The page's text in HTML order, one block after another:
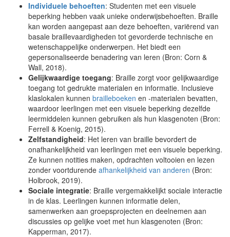
Individuele behoeften: Studenten met een visuele
beperking hebben vaak unieke onderwijsbehoeften. Braille
kan worden aangepast aan deze behoeften, variërend van
basale braillevaardigheden tot gevorderde technische en
wetenschappelijke onderwerpen. Het biedt een
gepersonaliseerde benadering van leren (Bron: Corn &
Wall, 2018).
Gelijkwaardige toegang: Braille zorgt voor gelijkwaardige
toegang tot gedrukte materialen en informatie. Inclusieve
klaslokalen kunnen brailleboeken en -materialen bevatten,
waardoor leerlingen met een visuele beperking dezelfde
leermiddelen kunnen gebruiken als hun klasgenoten (Bron:
Ferrell & Koenig, 2015).
Zelfstandigheid: Het leren van braille bevordert de
onafhankelijkheid van leerlingen met een visuele beperking.
Ze kunnen notities maken, opdrachten voltooien en lezen
zonder voortdurende afhankelijkheid van anderen (Bron:
Holbrook, 2019).
Sociale integratie: Braille vergemakkelijkt sociale interactie
in de klas. Leerlingen kunnen informatie delen,
samenwerken aan groepsprojecten en deelnemen aan
discussies op gelijke voet met hun klasgenoten (Bron:
Kapperman, 2017).